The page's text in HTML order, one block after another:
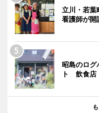
立川・若
看護師が開
昭島のログ
ト 飲食店